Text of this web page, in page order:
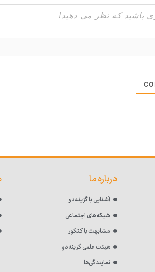
درباره ما
آشنایی با گزینه‌دو
شبکه‌های اجتماعی
مشابهت با کنکور
هیئت علمی گزینه‌دو
نمایندگی‌ها